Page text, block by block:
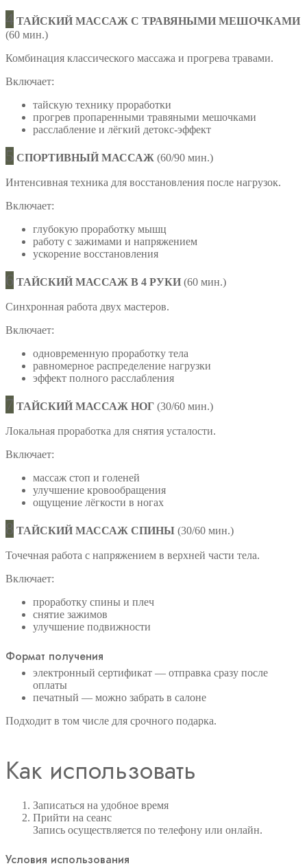
4 ТАЙСКИЙ МАССАЖ С ТРАВЯНЫМИ МЕШОЧКАМИ
(60 мин.)
Комбинация классического массажа и прогрева травами.
Включает:
тайскую технику проработки
прогрев пропаренными травяными мешочками
расслабление и лёгкий детокс-эффект
5 СПОРТИВНЫЙ МАССАЖ (60/90 мин.)
Интенсивная техника для восстановления после нагрузок.
Включает:
глубокую проработку мышц
работу с зажимами и напряжением
ускорение восстановления
6 ТАЙСКИЙ МАССАЖ В 4 РУКИ (60 мин.)
Синхронная работа двух мастеров.
Включает:
одновременную проработку тела
равномерное распределение нагрузки
эффект полного расслабления
7 ТАЙСКИЙ МАССАЖ НОГ (30/60 мин.)
Локальная проработка для снятия усталости.
Включает:
массаж стоп и голеней
улучшение кровообращения
ощущение лёгкости в ногах
8 ТАЙСКИЙ МАССАЖ СПИНЫ (30/60 мин.)
Точечная работа с напряжением в верхней части тела.
Включает:
проработку спины и плеч
снятие зажимов
улучшение подвижности
Формат получения
электронный сертификат — отправка сразу после
оплаты
печатный — можно забрать в салоне
Подходит в том числе для срочного подарка.
Как использовать
Записаться на удобное время
Прийти на сеанс
Запись осуществляется по телефону или онлайн.
Условия использования